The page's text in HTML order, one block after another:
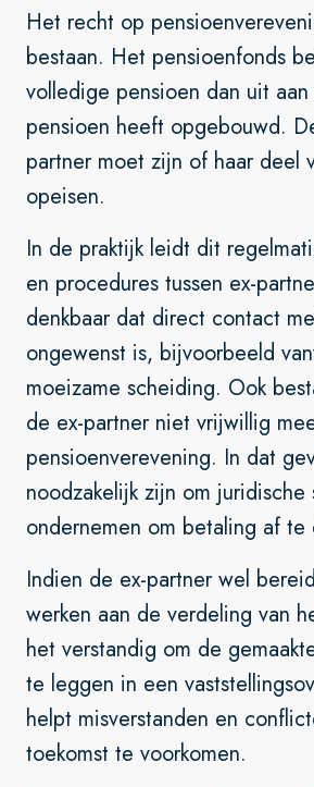
Het recht op
bestaan. Het pensioenfonds
volledige pensioen dan uit
pensioen heeft opgebouwd.
partner moet zijn of haar deel
opeisen.
In de praktijk leidt dit
en procedures tussen ex-
denkbaar dat direct contact
ongewenst is, bijvoorbeeld
moeizame scheiding. Ook
de ex-partner niet vrijwillig
pensioenverevening. In dat
noodzakelijk zijn om juridische
ondernemen om betaling af te
Indien de ex-partner wel
werken aan de verdeling van
het verstandig om de
te leggen in een
helpt misverstanden en
toekomst te voorkomen.